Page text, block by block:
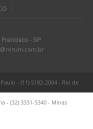
- SP
- (11) 5182-2004 - Rio de
- (32) 3331-5340 - Minas